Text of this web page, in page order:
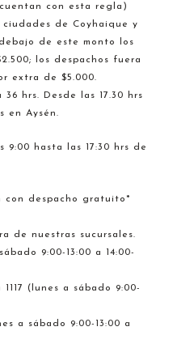
con esta regla)
de Coyhaique y
de este monto los
los despachos fuera
extra de $5.000.
hrs. Desde las 17.30 hrs
en Aysén.
9:00 hasta las 17:30 hrs de
con despacho gratuito*
de nuestras sucursales.
9:00-13:00 a 14:00-
(lunes a sábado 9:00-
a sábado 9:00-13:00 a